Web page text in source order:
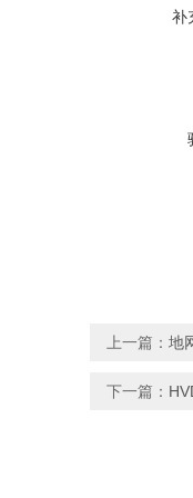
补
上一篇： 地
下一篇：